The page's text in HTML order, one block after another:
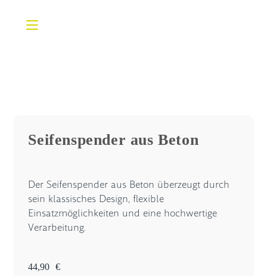
springen
Seifenspender aus Beton
Der Seifenspender aus Beton überzeugt durch
sein klassisches Design, flexible
Einsatzmöglichkeiten und eine hochwertige
Verarbeitung.
44,90 €